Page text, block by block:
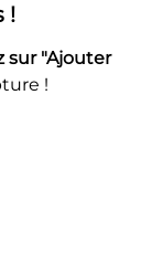
!
sur "Ajouter
!